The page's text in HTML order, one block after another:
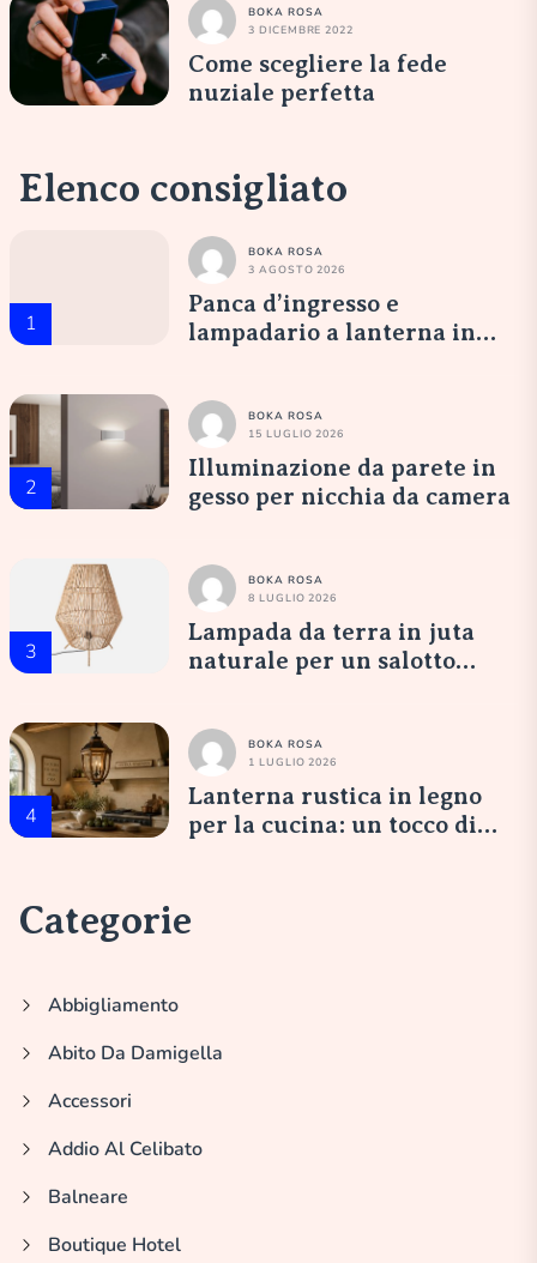
BOKA ROSA
3 DICEMBRE 2022
Come scegliere la fede
nuziale perfetta
Elenco consigliato
1
BOKA ROSA
3 AGOSTO 2026
Panca d’ingresso e
lampadario a lanterna in
2
BOKA ROSA
15 LUGLIO 2026
Illuminazione da parete in
gesso per nicchia da camera
3
BOKA ROSA
8 LUGLIO 2026
Lampada da terra in juta
naturale per un salotto
4
BOKA ROSA
1 LUGLIO 2026
Lanterna rustica in legno
per la cucina: un tocco di
Categorie
Abbigliamento
Abito Da Damigella
Accessori
Addio Al Celibato
Balneare
Boutique Hotel